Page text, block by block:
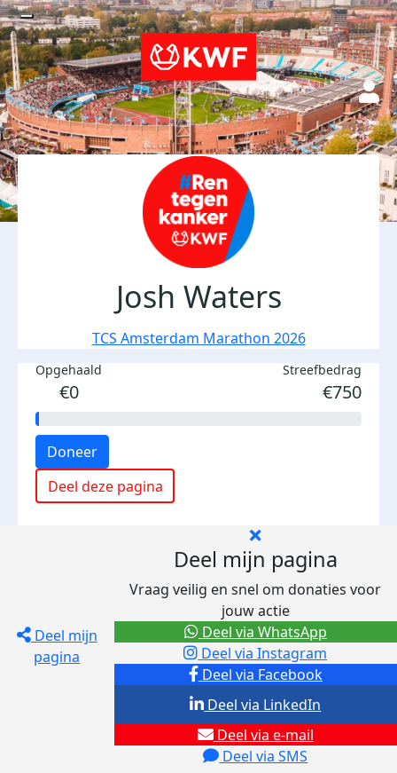
Josh Waters
TCS Amsterdam Marathon 2026
Opgehaald
€0
Streefbedrag
€750
Doneer
Deel deze pagina
Deel mijn
pagina
Deel mijn pagina
Vraag veilig en snel om donaties voor
jouw actie
Deel via Facebook
Deel via Instagram
Deel via e-mail
Deel via SMS
Deel via LinkedIn
Deel via WhatsApp